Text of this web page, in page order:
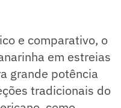
e comparativo, o
em estreias
grande potência
tradicionais do